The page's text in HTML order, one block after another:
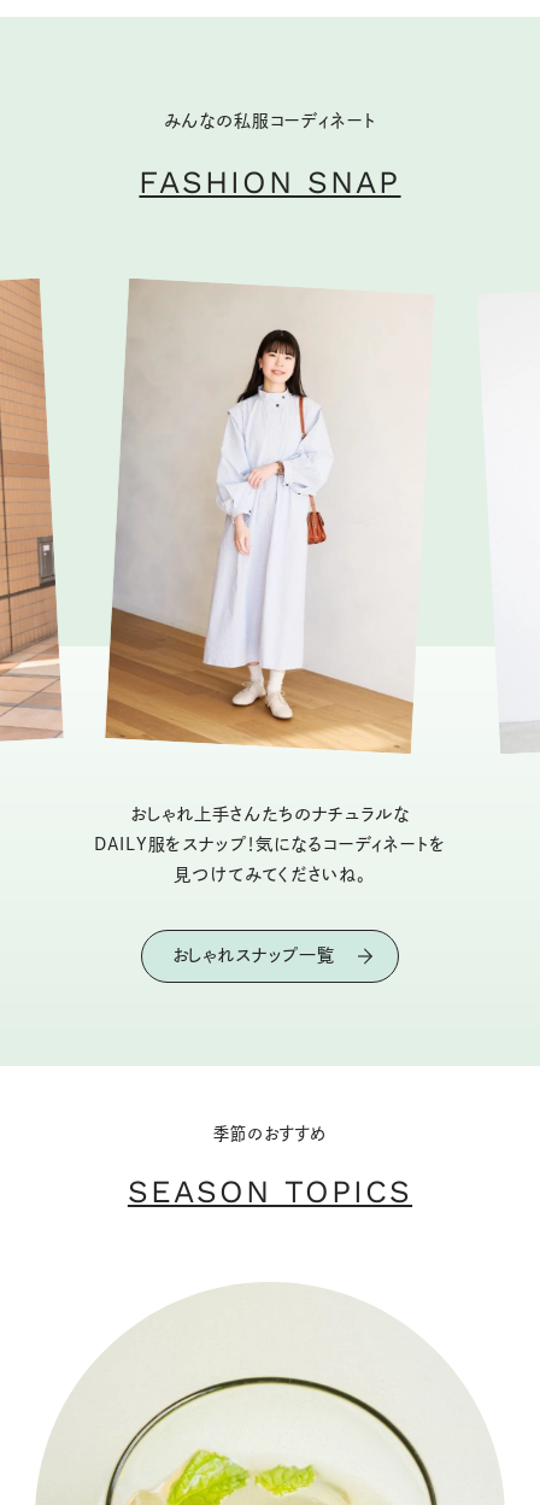
みんなの私服コーディネート
FASHION SNAP
おしゃれ上手さんたちのナチュラルな
DAILY服をスナップ！気になるコーディネートを
見つけてみてくださいね。
おしゃれスナップ一覧
季節のおすすめ
SEASON TOPICS